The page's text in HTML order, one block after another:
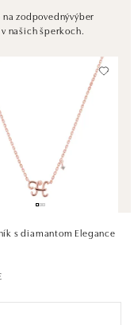
9
zodpovednývýber
našich šperkoch.
s diamantom Elegance